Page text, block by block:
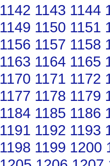
1142 1143 1144
1149 1150 1151
1156 1157 1158
1163 1164 1165
1170 1171 1172
1177 1178 1179
1184 1185 1186
1191 1192 1193
1198 1199 1200